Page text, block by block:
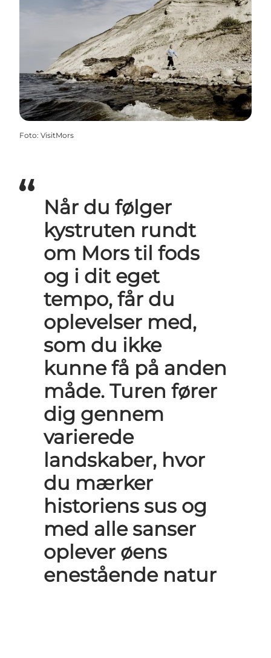
Foto: VisitMors
Når du følger
kystruten rundt
om Mors til fods
og i dit eget
tempo, får du
oplevelser med,
som du ikke
kunne få på anden
måde. Turen fører
dig gennem
varierede
landskaber, hvor
du mærker
historiens sus og
med alle sanser
oplever øens
enestående natur